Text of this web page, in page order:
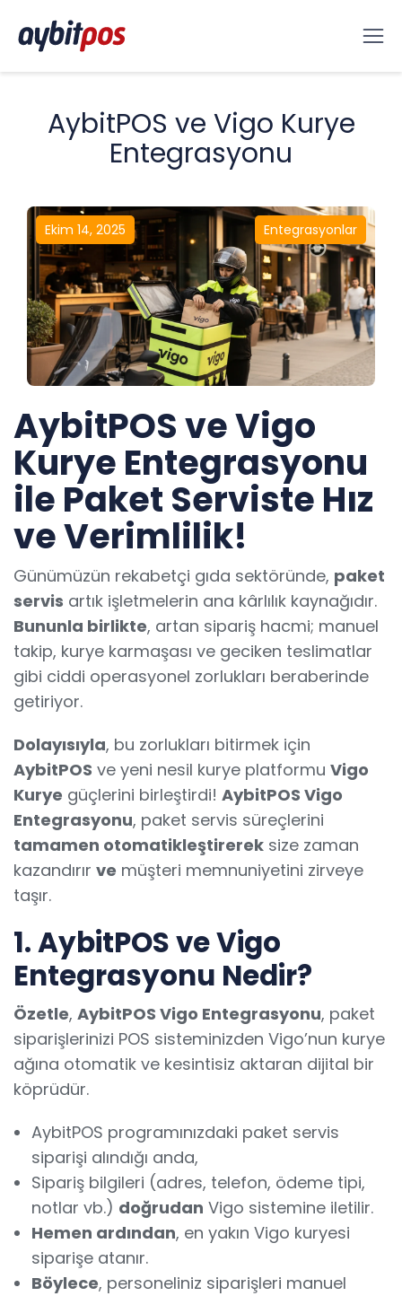
AybitPOS ve Vigo Kurye
Entegrasyonu
Ekim 14, 2025 Entegrasyonlar
AybitPOS ve Vigo
Kurye Entegrasyonu
ile Paket Serviste Hız
ve Verimlilik!
Günümüzün rekabetçi gıda sektöründe, paket
servis artık işletmelerin ana kârlılık kaynağıdır.
Bununla birlikte, artan sipariş hacmi; manuel
takip, kurye karmaşası ve geciken teslimatlar
gibi ciddi operasyonel zorlukları beraberinde
getiriyor.
Dolayısıyla, bu zorlukları bitirmek için
AybitPOS ve yeni nesil kurye platformu Vigo
Kurye güçlerini birleştirdi! AybitPOS Vigo
Entegrasyonu, paket servis süreçlerini
tamamen otomatikleştirerek size zaman
kazandırır ve müşteri memnuniyetini zirveye
taşır.
1. AybitPOS ve Vigo
Entegrasyonu Nedir?
Özetle, AybitPOS Vigo Entegrasyonu, paket
siparişlerinizi POS sisteminizden Vigo’nun kurye
ağına otomatik ve kesintisiz aktaran dijital bir
köprüdür.
AybitPOS programınızdaki paket servis
siparişi alındığı anda,
Sipariş bilgileri (adres, telefon, ödeme tipi,
notlar vb.) doğrudan Vigo sistemine iletilir.
Hemen ardından, en yakın Vigo kuryesi
siparişe atanır.
Böylece, personeliniz siparişleri manuel